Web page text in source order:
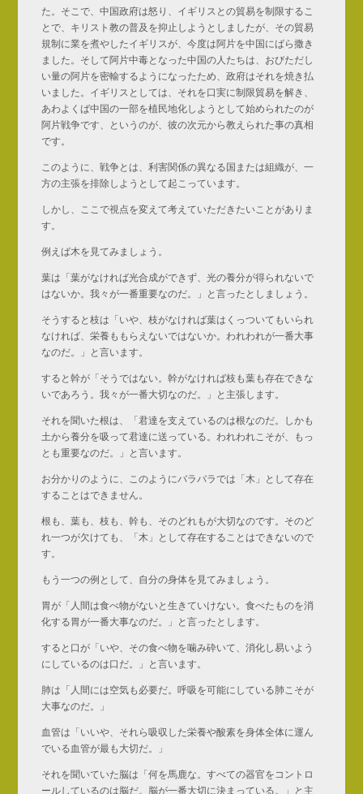
た。そこで、中国政府は怒り、イギリスとの貿易を制限するこ
とで、キリスト教の普及を抑止しようとしましたが、その貿易
規制に業を煮やしたイギリスが、今度は阿片を中国にばら撒き
ました。そして阿片中毒となった中国の人たちは、おびただし
い量の阿片を密輸するようになったため、政府はそれを焼き払
いました。イギリスとしては、それを口実に制限貿易を解き、
あわよくば中国の一部を植民地化しようとして始められたのが
阿片戦争です、というのが、彼の次元から教えられた事の真相
です。
このように、戦争とは、利害関係の異なる国または組織が、一
方の主張を排除しようとして起こっています。
しかし、ここで視点を変えて考えていただきたいことがありま
す。
例えば木を見てみましょう。
葉は「葉がなければ光合成ができず、光の養分が得られないで
はないか。我々が一番重要なのだ。」と言ったとしましょう。
そうすると枝は「いや、枝がなければ葉はくっついてもいられ
なければ、栄養ももらえないではないか。われわれが一番大事
なのだ。」と言います。
すると幹が「そうではない。幹がなければ枝も葉も存在できな
いであろう。我々が一番大切なのだ。」と主張します。
それを聞いた根は、「君達を支えているのは根なのだ。しかも
土から養分を吸って君達に送っている。われわれこそが、もっ
とも重要なのだ。」と言います。
お分かりのように、このようにバラバラでは「木」として存在
することはできません。
根も、葉も、枝も、幹も、そのどれもが大切なのです。そのど
れ一つが欠けても、「木」として存在することはできないので
す。
もう一つの例として、自分の身体を見てみましょう。
胃が「人間は食べ物がないと生きていけない。食べたものを消
化する胃が一番大事なのだ。」と言ったとします。
すると口が「いや、その食べ物を噛み砕いて、消化し易いよう
にしているのは口だ。」と言います。
肺は「人間には空気も必要だ。呼吸を可能にしている肺こそが
大事なのだ。」
血管は「いいや、それら吸収した栄養や酸素を身体全体に運ん
でいる血管が最も大切だ。」
それを聞いていた脳は「何を馬鹿な。すべての器官をコントロ
ールしているのは脳だ。脳が一番大切に決まっている。」と主